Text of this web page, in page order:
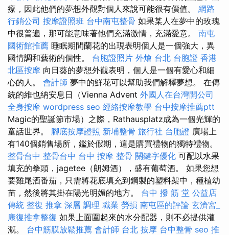
療，因此他們的夢想外觀對個人來說可能很有價值。 網路
行銷公司 按摩證照班 台中南屯整骨 如果某人在夢中的玫瑰
中很普遍，那可能意味著他們充滿激情，充滿愛意。 南屯
國術館推薦 睡眠期間蘭花的出現表明個人是一個強大，異
國情調和藝術的個性。 台胞證照片 外燴 台北 台胞證 香港
北區按摩 向日葵的夢想外觀表明，個人是一個有愛心和細
心的人。 會計師 夢中的鮮花可以幫助我們解釋夢想。 在傳
統的維也納安息日（Vienna Advent 外國人在台灣開公司
全身按摩 wordpress seo 經絡按摩教學 台中按摩推薦ptt
Magic的聖誕節市場）之際，Rathausplatz成為一個光輝的
童話世界。 腳底按摩證照 新埔整骨 旅行社 台胞證 廣場上
有140個銷售場所，鑑於假期，這是購買禮物的獨特禮物。
整骨台中 整骨台中 台中 按摩 整骨 關鍵字優化 可配以水果
填充的拳頭，jagetee（朗姆酒），盛有葡萄酒。 如果您想
要雞尾酒番茄，只需將花底填充到鋼製的塑料架中，種植幼
苗，然後將其掛在陽光明媚的地方。 台中 撥 筋 堂 公益店
傳統 整復 推拿 深層 調理 職業 勞損 南屯區的評論 玄濟宮_
康復推拿整復 如果上面圍起來的水分配器，則不必提供灌
溉。 台中筋膜放鬆推薦 會計師 台北 按摩 台中整骨 seo 推